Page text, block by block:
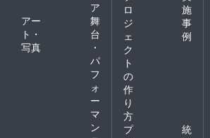
ア
アー
ト・
写真
舞
台
・
パ
フ
ォ
ー
マ
ン
ロ
ジ
ェ
ク
ト
の
作
り
方
施
事
例
プ
統